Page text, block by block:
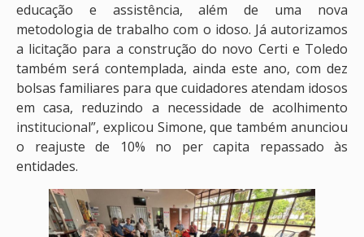
educação e assistência, além de uma nova
metodologia de trabalho com o idoso. Já autorizamos
a licitação para a construção do novo Certi e Toledo
também será contemplada, ainda este ano, com dez
bolsas familiares para que cuidadores atendam idosos
em casa, reduzindo a necessidade de acolhimento
institucional”, explicou Simone, que também anunciou
o reajuste de 10% no per capita repassado às
entidades.